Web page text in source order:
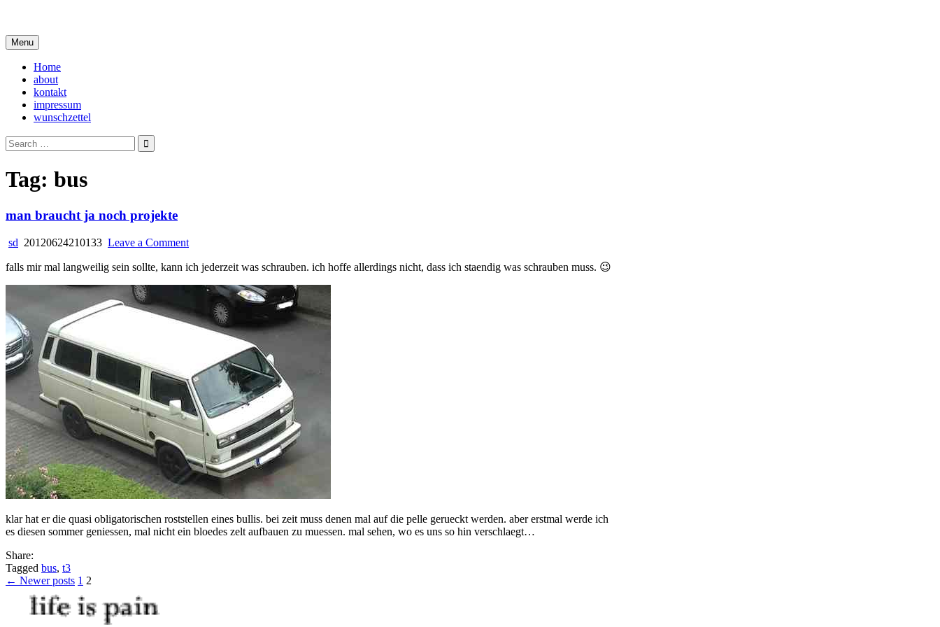
content
Menu
Home
about
kontakt
impressum
wunschzettel
Search
for:
Tag: bus
man braucht ja noch projekte
sd 20120624210133 Leave a Commenton
braucht
noch
projekte
falls mir mal langweilig sein sollte, kann ich jederzeit was schrauben. ich hoffe allerdings nicht, dass ich staendig was schrauben muss. 😉
klar hat er die quasi obligatorischen roststellen eines bullis. bei zeit muss denen mal auf die pelle gerueckt werden. aber erstmal werde ich
es diesen sommer geniessen, mal nicht ein bloedes zelt aufbauen zu muessen. mal sehen, wo es uns so hin verschlaegt…
Share:
Tagged bus, t3
Posts
pagination
← Newer posts 1 2